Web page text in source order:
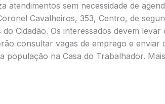
atendimentos sem necessidade de
Cavalheiros, 353, Centro, de
Cidadão. Os interessados devem levar
consultar vagas de emprego e
população na Casa do Trabalhador.